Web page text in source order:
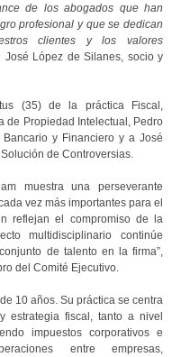
de los abogados que han
profesional y que se dedican
clientes y los valores
José López de Silanes, socio y
(35) de la práctica Fiscal,
de Propiedad Intelectual, Pedro
y Financiero y a José
de Controversias.
muestra una perseverante
vez más importantes para el
reflejan el compromiso de la
multidisciplinario continúe
de talento en la firma”,
del Comité Ejecutivo.
10 años. Su práctica se centra
estrategia fiscal, tanto a nivel
impuestos corporativos e
entre empresas,